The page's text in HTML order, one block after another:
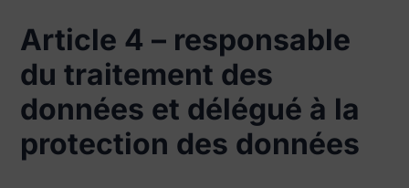
Article 4 – responsable
du traitement des
données et délégué à la
protection des données